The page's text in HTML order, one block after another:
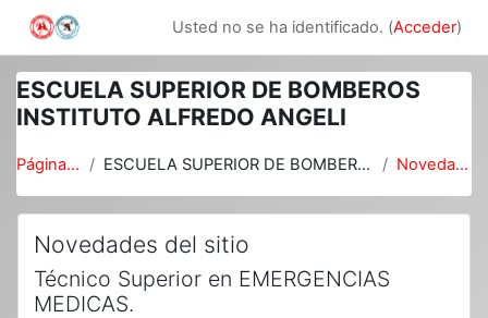
Salta al contenido principal
Usted no se ha identificado. (Acceder)
ESCUELA SUPERIOR DE BOMBEROS
INSTITUTO ALFREDO ANGELI
Página Principal ESCUELA SUPERIOR DE BOMBEROS INSTITUTO ALFREDO ANGELI Novedades del sitio
Novedades del sitio
Técnico Superior en EMERGENCIAS
MEDICAS.